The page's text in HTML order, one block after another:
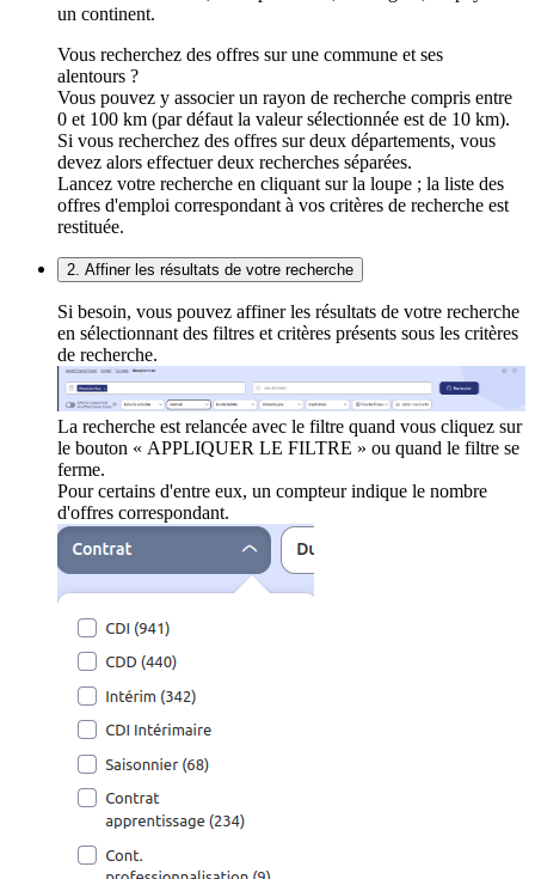
un continent.
Vous recherchez des offres sur une commune et ses
alentours ?
Vous pouvez y associer un rayon de recherche compris entre
0 et 100 km (par défaut la valeur sélectionnée est de 10 km).
Si vous recherchez des offres sur deux départements, vous
devez alors effectuer deux recherches séparées.
Lancez votre recherche en cliquant sur la loupe ; la liste des
offres d'emploi correspondant à vos critères de recherche est
restituée.
2. Affiner les résultats de votre recherche
Si besoin, vous pouvez affiner les résultats de votre recherche
en sélectionnant des filtres et critères présents sous les critères
de recherche.
La recherche est relancée avec le filtre quand vous cliquez sur
le bouton « APPLIQUER LE FILTRE » ou quand le filtre se
ferme.
Pour certains d'entre eux, un compteur indique le nombre
d'offres correspondant.